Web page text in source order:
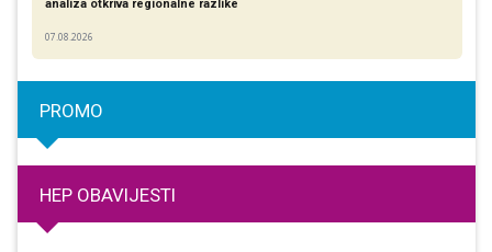
analiza otkriva regionalne razlike​
07.08.2026
PROMO
HEP OBAVIJESTI